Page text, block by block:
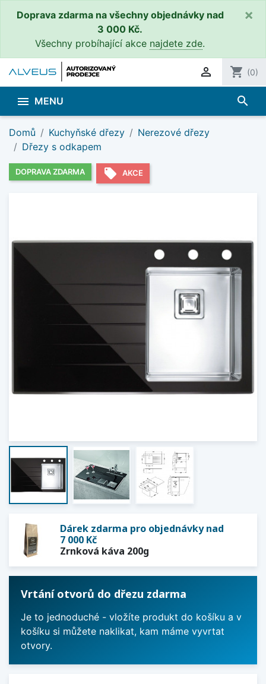
Doprava zdarma na všechny objednávky nad
3 000 Kč.
Všechny probíhající akce najdete zde.
×
 shopping_cart (0)
 MENU search
Domů Kuchyňské dřezy
Nerezové dřezy
Dřezy s odkapem
DOPRAVA ZDARMA local_offer AKCE
Dárek zdarma pro objednávky nad
7 000 Kč
Zrnková káva 200g
Vrtání otvorů do dřezu zdarma
Je to jednoduché - vložíte produkt do košíku a v
košíku si můžete naklikat, kam máme vyvrtat
otvory.